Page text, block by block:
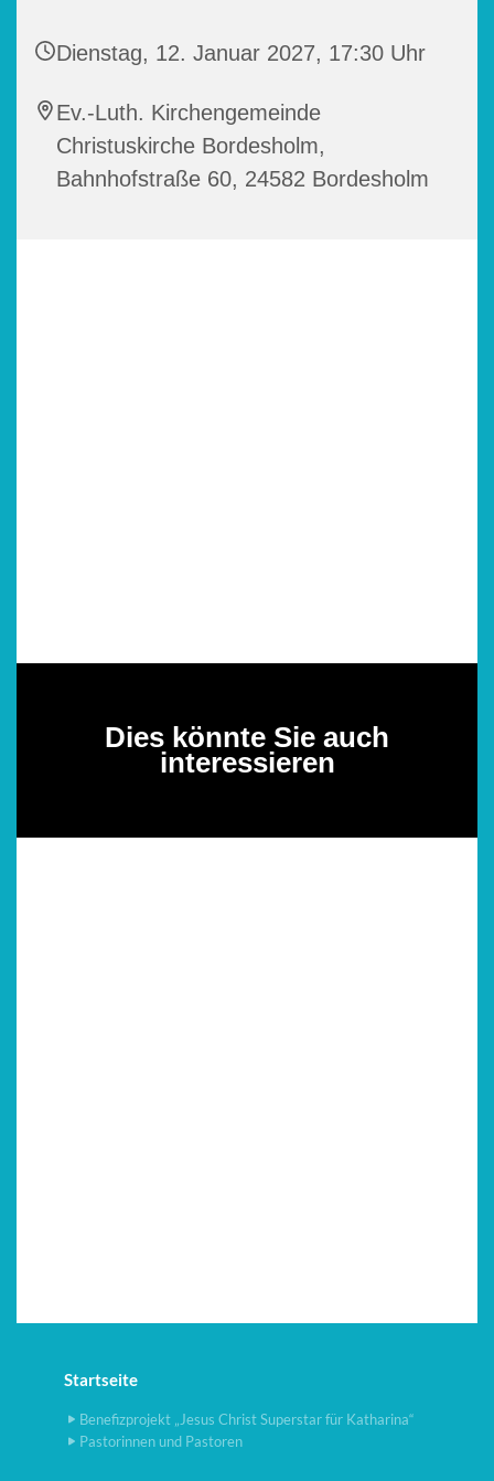
Dienstag, 12. Januar 2027, 17:30 Uhr
Ev.-Luth. Kirchengemeinde
Christuskirche Bordesholm,
Bahnhofstraße 60, 24582 Bordesholm
Dies könnte Sie auch
interessieren
Startseite
Benefizprojekt „Jesus Christ Superstar für Katharina“
Pastorinnen und Pastoren